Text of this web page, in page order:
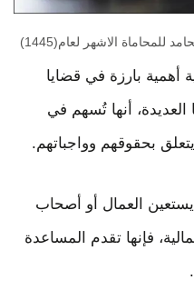
الاشهر لعام(1445)
أهمية بارزة في قضايا
العديدة، أنها تُسهم في
بحقوقهم وواجباتهم.
العمال أو أصحاب
فإنها تقدم المساعدة